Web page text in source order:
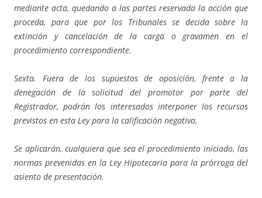
mediante acta, quedando a las partes reservada la acción que
proceda, para que por los Tribunales se decida sobre la
extinción y cancelación de la carga o gravamen en el
procedimiento correspondiente.
Sexta. Fuera de los supuestos de oposición, frente a la
denegación de la solicitud del promotor por parte del
Registrador, podrán los interesados interponer los recursos
previstos en esta Ley para la calificación negativa.
Se aplicarán, cualquiera que sea el procedimiento iniciado, las
normas prevenidas en la Ley Hipotecaria para la prórroga del
asiento de presentación.